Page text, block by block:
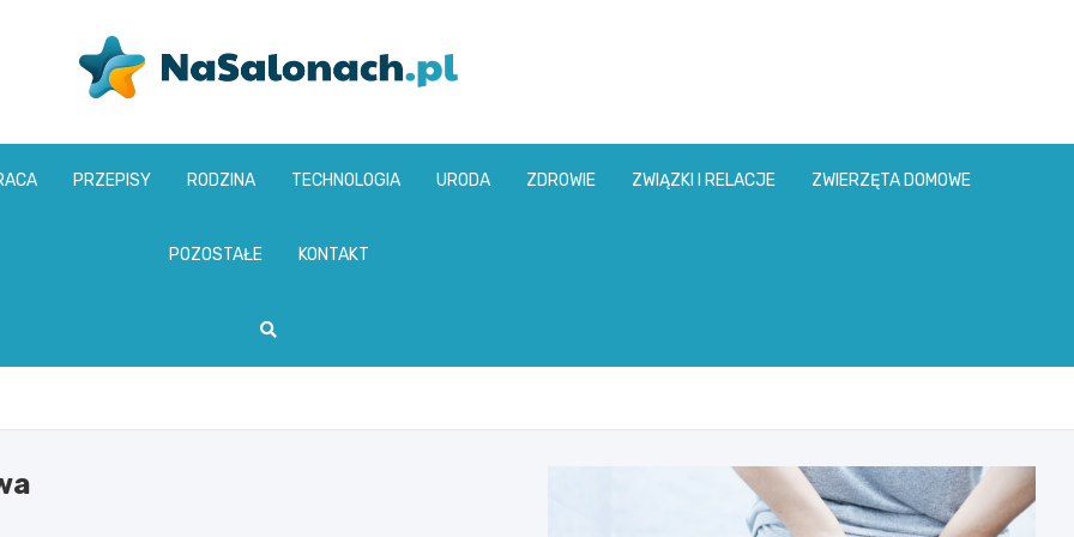
nasalonach.pl
PRZEPISY RODZINA TECHNOLOGIA URODA ZDROWIE ZWIĄZKI I RELACJE ZWIERZĘTA DOMOWE
POZOSTAŁE KONTAKT